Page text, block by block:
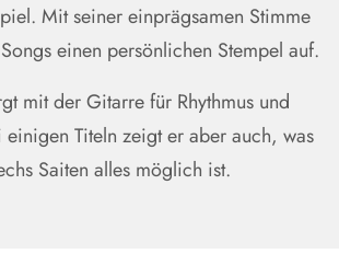
Mit seiner einprägsamen Stimme
einen persönlichen Stempel auf.
mit der Gitarre für Rhythmus und
einigen Titeln zeigt er aber auch, was
Saiten alles möglich ist.